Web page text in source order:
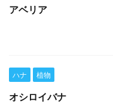
アベリア
ハナ 植物
オシロイバナ